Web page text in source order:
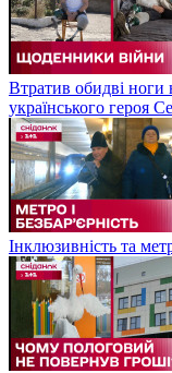
Втратив обидві
українського героя
Інклюзивність та